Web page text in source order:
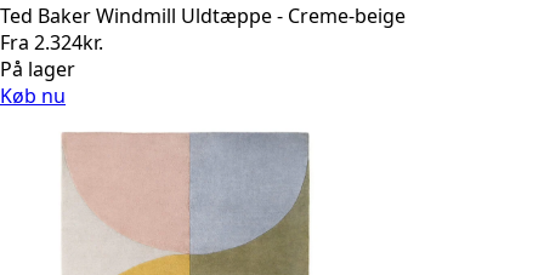
Ted Baker Windmill Uldtæppe - Creme-beige
Fra 2.324kr.
På lager
Køb nu